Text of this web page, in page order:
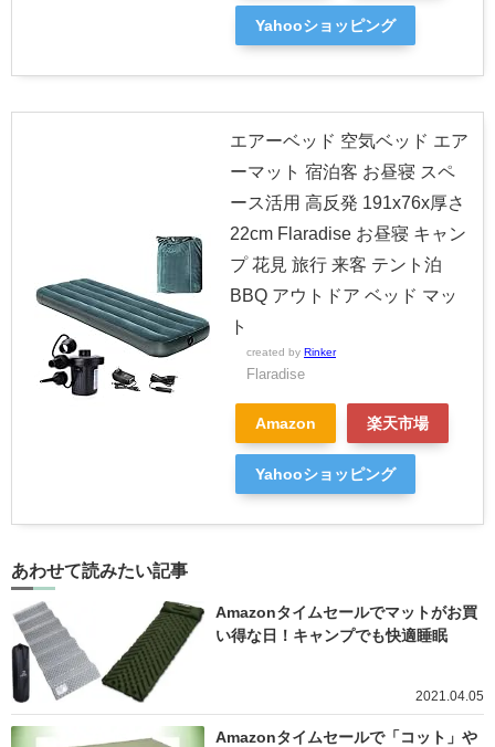
Yahooショッピング
エアーベッド 空気ベッド エア
ーマット 宿泊客 お昼寝 スペ
ース活用 高反発 191x76x厚さ
22cm Flaradise お昼寝 キャン
プ 花見 旅行 来客 テント泊
BBQ アウトドア ベッド マッ
ト
created by Rinker
Flaradise
Amazon 楽天市場
Yahooショッピング
あわせて読みたい記事
Amazonタイムセールでマットがお買
い得な日！キャンプでも快適睡眠
2021.04.05
Amazonタイムセールで「コット」や